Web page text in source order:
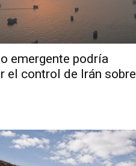
emergente podría
el control de Irán sobre